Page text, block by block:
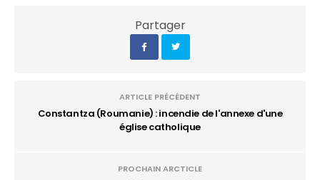
Partager
ARTICLE PRÉCÉDENT
Constantza (Roumanie) : incendie de l'annexe d'une
église catholique
PROCHAIN ARCTICLE